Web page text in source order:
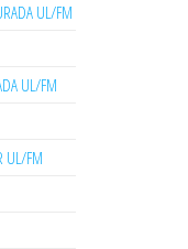
UL/FM
UL/FM
UL/FM